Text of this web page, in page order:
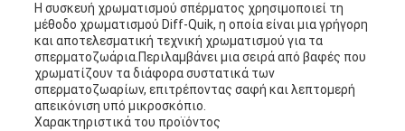
Η συσκευή χρωματισμού σπέρματος χρησιμοποιεί τη
μέθοδο χρωματισμού Diff-Quik, η οποία είναι μια γρήγορη
και αποτελεσματική τεχνική χρωματισμού για τα
σπερματοζωάρια.Περιλαμβάνει μια σειρά από βαφές που
χρωματίζουν τα διάφορα συστατικά των
σπερματοζωαρίων, επιτρέποντας σαφή και λεπτομερή
απεικόνιση υπό μικροσκόπιο.
Χαρακτηριστικά του προϊόντος